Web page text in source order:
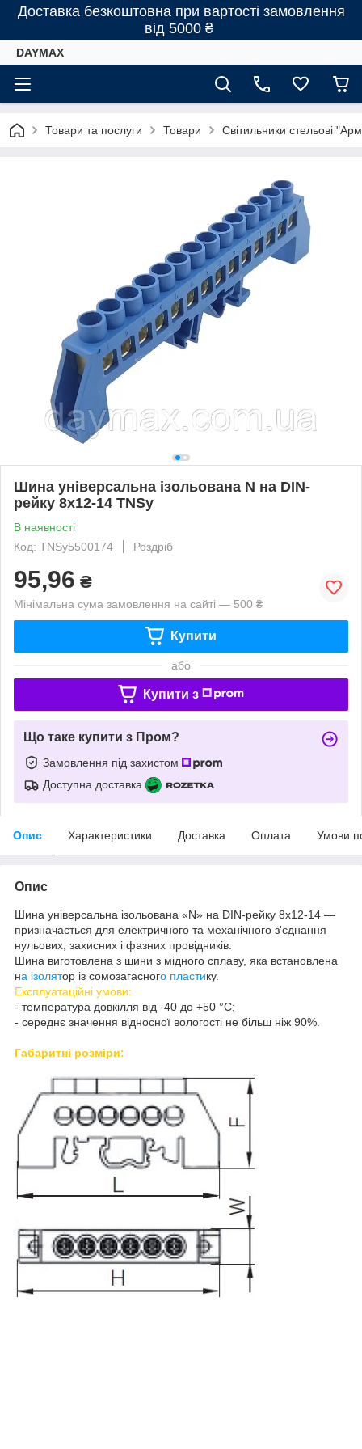
Доставка безкоштовна при вартості замовлення
від 5000 ₴
DAYMAX
Товари та послуги Товари Світильники стельові
Шина універсальна ізольована N на DIN-
рейку 8х12-14 TNSy
В наявності
Код: TNSy5500174
Роздріб
95,96 ₴
Мінімальна сума замовлення на сайті — 500 ₴
Купити
або
Купити з
Що таке купити з Пром?
Замовлення під захистом
Доступна доставка
Опис Характеристики Доставка Оплата Умови
Опис
Шина універсальна ізольована «N» на DIN-рейку 8х12-14 —
призначається для електричного та механічного з'єднання
нульових, захисних і фазних провідників.
Шина виготовлена з шини з мідного сплаву, яка встановлена
на ізолятор із сомозагасного пластику.
Експлуатаційні умови:
- температура довкілля від -40 до +50 °C;
- середнє значення відносної вологості не більш ніж 90%.
Габаритні розміри: